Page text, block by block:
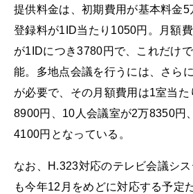
提供料金は、初期費用が基本料金
登録料が1ID当たり1050円。月額
が1IDにつき3780円で、これだけ
能。多地点会議を行うには、さら
が必要で、その月額費用は1室当
8900円、10人会議室が2万8350円
4100円となっている。
なお、H.323対応のテレビ会議シ
も今年12月をめどに対応する予定